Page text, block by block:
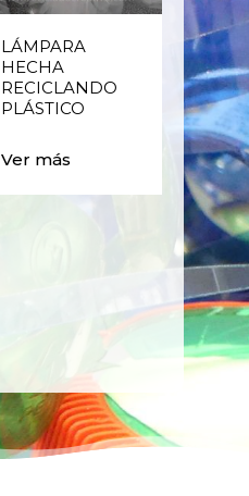
LÁMPARA
HECHA
RECICLANDO
PLÁSTICO
Ver más